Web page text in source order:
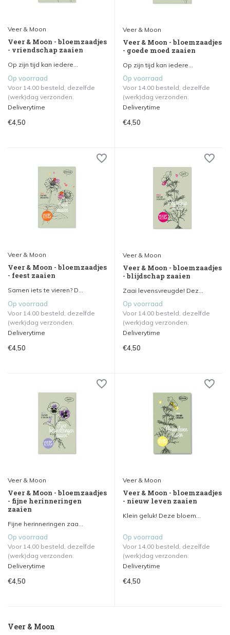
Veer & Moon
Veer & Moon - bloemzaadjes
- vriendschap zaaien
Op zijn tijd kan iedere...
Op voorraad
Voor 14.00 besteld, dezelfde
(werk)dag verzonden.
Deliverytime
€4,50
Veer & Moon
Veer & Moon - bloemzaadjes
- goede moed zaaien
Op zijn tijd kan iedere...
Op voorraad
Voor 14.00 besteld, dezelfde
(werk)dag verzonden.
Deliverytime
€4,50
Veer & Moon
Veer & Moon - bloemzaadjes
- feest zaaien
Samen iets te vieren? D...
Op voorraad
Voor 14.00 besteld, dezelfde
(werk)dag verzonden.
Deliverytime
€4,50
Veer & Moon
Veer & Moon - bloemzaadjes
- blijdschap zaaien
Zaai levensvreugde! Dez...
Op voorraad
Voor 14.00 besteld, dezelfde
(werk)dag verzonden.
Deliverytime
€4,50
Veer & Moon
Veer & Moon - bloemzaadjes
- fijne herinneringen
zaaien
Fijne herinneringen zaa...
Op voorraad
Voor 14.00 besteld, dezelfde
(werk)dag verzonden.
Deliverytime
€4,50
Veer & Moon
Veer & Moon - bloemzaadjes
- nieuw leven zaaien
Klein geluk! Deze bloem...
Op voorraad
Voor 14.00 besteld, dezelfde
(werk)dag verzonden.
Deliverytime
€4,50
Veer & Moon